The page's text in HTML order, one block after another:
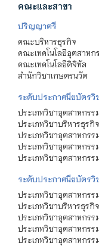
คณะและสาขา
ปริญญาตรี
คณะบริหารธุรกิจ
คณะเทคโนโลยีอุตสาหก
คณะเทคโนโลยีดิจิทัล
สำนักวิชาเกษตรนวัต
ระดับประกาศนียบัตรวิ
ประเภทวิชาอุตสาหกรร
ประเภทวิชาบริหารธุรกิจ
ประเภทวิชาอุตสาหกรร
ประเภทวิชาอุตสาหกรร
ประเภทวิชาอุตสาหกรร
ระดับประกาศนียบัตรวิ
ประเภทวิชาอุตสาหกรร
ประเภทวิชาบริหารธุรกิจ
ประเภทวิชาอุตสาหกรร
ประเภทวิชาอุตสาหกรร
ประเภทวิชาอุตสาหกรร